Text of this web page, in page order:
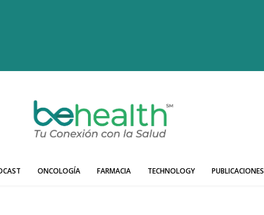
ONCOLOGÍA FARMACIA TECHNOLOGY PUBLICACIONES